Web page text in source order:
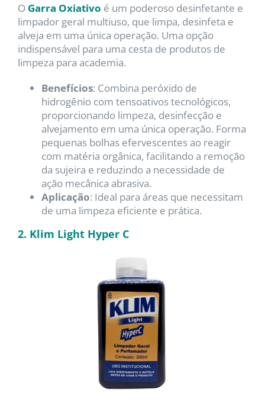
O Garra Oxiativo é um poderoso desinfetante e
limpador geral multiuso, que limpa, desinfeta e
alveja em uma única operação. Uma opção
indispensável para uma cesta de produtos de
limpeza para academia.
Benefícios: Combina peróxido de
hidrogênio com tensoativos tecnológicos,
proporcionando limpeza, desinfecção e
alvejamento em uma única operação. Forma
pequenas bolhas efervescentes ao reagir
com matéria orgânica, facilitando a remoção
da sujeira e reduzindo a necessidade de
ação mecânica abrasiva.
Aplicação: Ideal para áreas que necessitam
de uma limpeza eficiente e prática.
2. Klim Light Hyper C